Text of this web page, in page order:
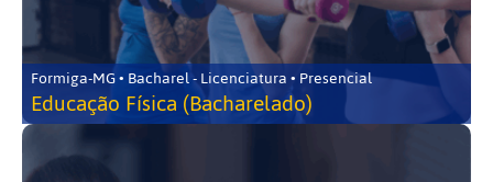
Formiga-MG • Bacharel - Licenciatura • Presencial
Educação Física (Bacharelado)